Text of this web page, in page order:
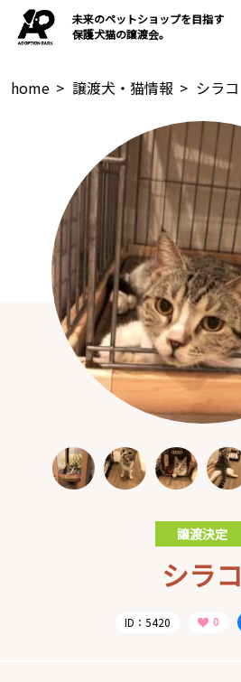
未来のペットショップを目指す
保護犬猫の譲渡会。
home > 譲渡犬・猫情報 > シラコ
譲渡決定
シラコ
ID：5420